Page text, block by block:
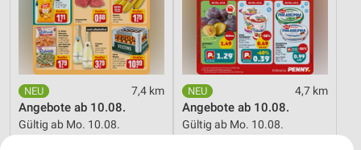
7,4 km
Angebote ab 10.08.
Gültig ab Mo. 10.08.
4,7 km
Angebote ab 10.08.
Gültig ab Mo. 10.08.